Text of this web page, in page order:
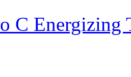
C Energizing